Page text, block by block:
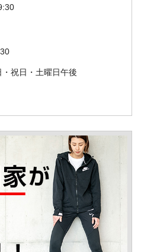
祝日・土曜日午後